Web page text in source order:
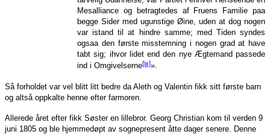
Mesalliance og betragtedes af Fruens Familie paa
begge Sider med ugunstige Øine, uden at dog nogen
var istand til at hindre samme; med Tiden syndes
ogsaa den første misstemning i nogen grad at have
tabt sig; ihvor lidet end den nye Ægtemand passede
ind i Omgivelserne[ix]».
Så forholdet var vel blitt litt bedre da Aleth og Valentin fikk sitt første barn
og altså oppkalte henne efter farmoren.
Allerede året efter fikk Søster en lillebror. Georg Christian kom til verden 9
juni 1805 og ble hjemmedøpt av sognepresent åtte dager senere. Denne